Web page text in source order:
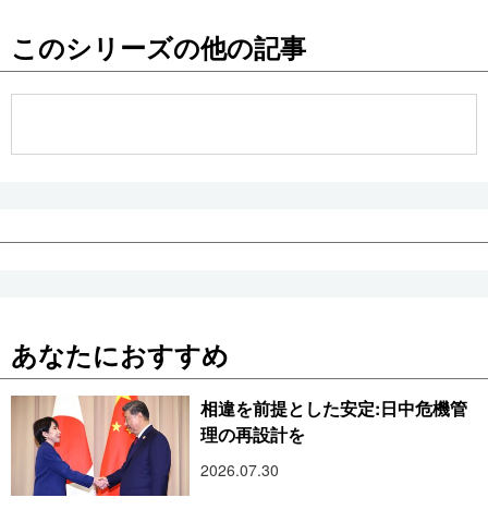
このシリーズの他の記事
あなたにおすすめ
相違を前提とした安定:日中危機管
理の再設計を
2026.07.30